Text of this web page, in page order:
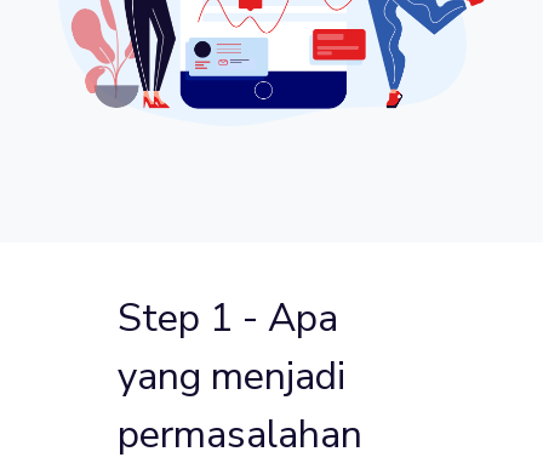
Step 1 - Apa
yang menjadi
permasalahan